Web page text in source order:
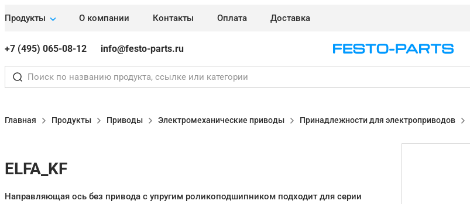
Продукты О компании Контакты Оплата Доставка
+7 (495) 065-08-12 info@festo-parts.ru
Главная Продукты Приводы Электромеханические приводы Принадлежности для электроприводов
ELFA_KF
Направляющая ось без привода с упругим роликоподшипником подходит для серии